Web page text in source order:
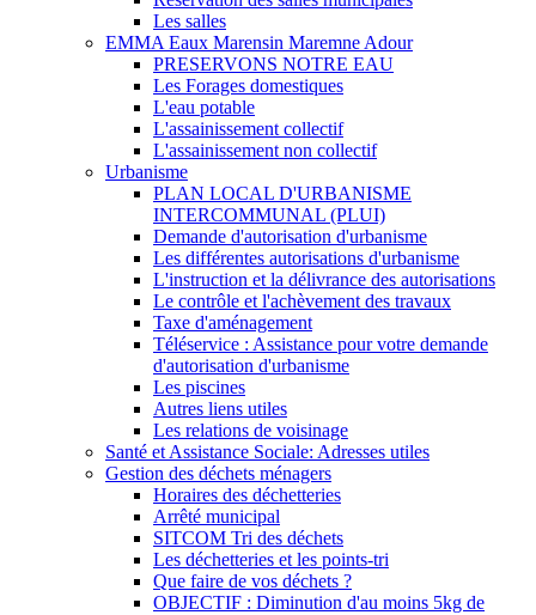
Les salles
EMMA Eaux Marensin Maremne Adour
PRESERVONS NOTRE EAU
Les Forages domestiques
L'eau potable
L'assainissement collectif
L'assainissement non collectif
Urbanisme
PLAN LOCAL D'URBANISME
INTERCOMMUNAL (PLUI)
Demande d'autorisation d'urbanisme
Les différentes autorisations d'urbanisme
L'instruction et la délivrance des autorisations
Le contrôle et l'achèvement des travaux
Taxe d'aménagement
Téléservice : Assistance pour votre demande
d'autorisation d'urbanisme
Les piscines
Autres liens utiles
Les relations de voisinage
Santé et Assistance Sociale: Adresses utiles
Gestion des déchets ménagers
Horaires des déchetteries
Arrêté municipal
SITCOM Tri des déchets
Les déchetteries et les points-tri
Que faire de vos déchets ?
OBJECTIF : Diminution d'au moins 5kg de